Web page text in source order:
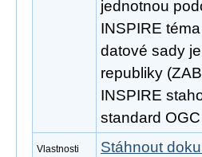
jednotnou
INSPIRE
datové sady
republiky
INSPIRE
standard
Vlastnosti
Stáhnout